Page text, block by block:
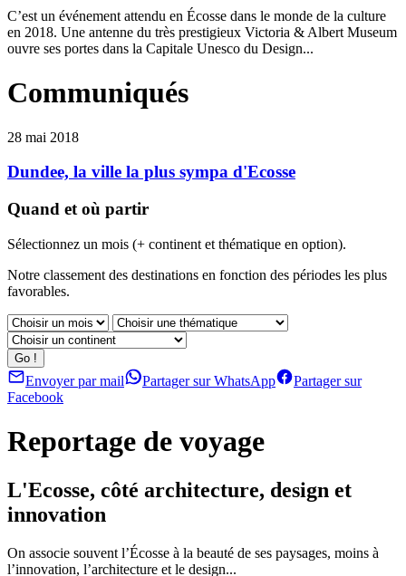
C’est un événement attendu en Écosse dans le monde de la culture
en 2018. Une antenne du très prestigieux Victoria & Albert Museum
ouvre ses portes dans la Capitale Unesco du Design...
Communiqués
28 mai 2018
Dundee, la ville la plus sympa d'Ecosse
Quand et où partir
Sélectionnez un mois (+ continent et thématique en option).
Notre classement des destinations en fonction des périodes les plus
favorables.
Envoyer par mail Partager sur WhatsApp
Partager sur
Facebook
Reportage de voyage
L'Ecosse, côté architecture, design et
innovation
On associe souvent l’Écosse à la beauté de ses paysages, moins à
l’innovation, l’architecture et le design...